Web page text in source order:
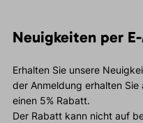
Neuigkeiten per
Erhalten Sie unsere
der Anmeldung erhalten Sie
einen 5% Rabatt.
Der Rabatt kann nicht auf